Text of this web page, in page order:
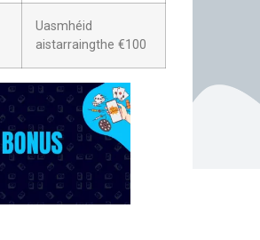
Uasmhéid
aistarraingthe €100